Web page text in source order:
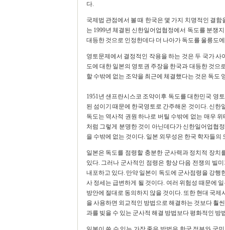
다.
국제법 관점에서 볼 때 한국은 몇 가지 치명적인 결
는 1999년 체결된 신한일어업협정에서 독도를 분쟁
대등한 것으로 인정한데다 더 나아가 독도를 울릉도
영토문제에서 결정적인 작용을 하는 것은 두 국가
도에 대한 일본의 영토권 주장을 한국과 대등한 것
할 수밖에 없는 조약을 최근에 체결했다는 것은 독
1951년 샌프란시스코 조약이후 독도를 대한민국 영
된 섬이기 때문에 한국영토로 간주해온 것이다. 신
독도는 역사적 권원 하나로 버틸 수밖에 없는 매우
처럼 그렇게 분명한 것이 아닌데다가 신한일어업협
을 수밖에 없는 것이다. 일본 외무성은 한국 학자들
일본은 독도를 점령할 충분한 군사력과 정치적 장
있다. 그러나 군사적인 점령은 항상 다음 전쟁의 빌
내포하고 있다. 만약 일본이 독도에 군사점령을 강
사 정세는 급변하게 될 것이다. 여러 위험성 때문에
방안에 절대로 동의하지 않을 것이다. 또한 현대 국
을 사용하면 외교적인 방법으로 해결하는 것보다 훨
과를 빚을 수 있는 군사적 해결 방법보다 평화적인